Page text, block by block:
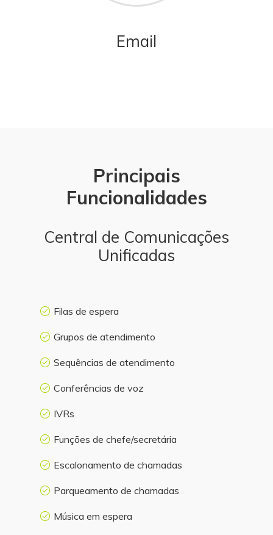
Email
Principais
Funcionalidades
Central de Comunicações
Unificadas
Filas de espera
Grupos de atendimento
Sequências de atendimento
Conferências de voz
IVRs
Funções de chefe/secretária
Escalonamento de chamadas
Parqueamento de chamadas
Música em espera